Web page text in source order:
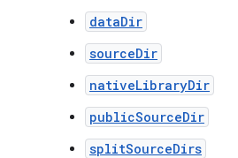
dataDir
sourceDir
nativeLibraryDir
publicSourceDir
splitSourceDirs